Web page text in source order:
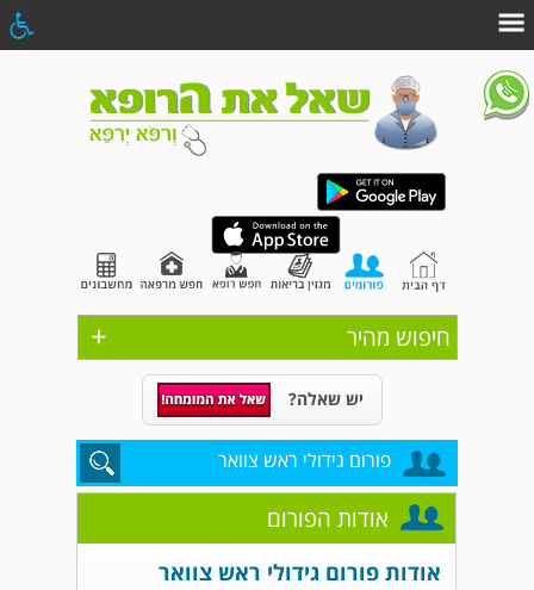
+ חיפוש מהיר
יש שאלה?
פורום גידולי ראש צוואר
אודות הפורום
אודות פורום גידולי ראש צוואר